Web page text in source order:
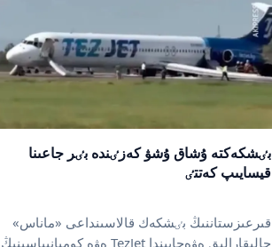
بٸشكەكتە ۇشاق ۇشۋ كەزٸندە بٸر جاعىنا
قيسايىپ كەتتٸ
قىرعىزستاننىڭ بٸشكەك قالاسىنداعى «ماناس»
حالىقارالىق ەۋەجايىندا TezJet ەۋە كومپانيياسىنىڭ